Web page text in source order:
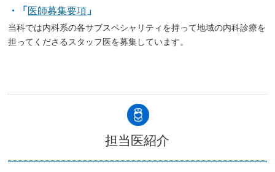
・「 医師募集要項 」
当科では内科系の各サブスペシャリティを持って地域の内科診療を
担ってくださるスタッフ医を募集しています。
担当医紹介